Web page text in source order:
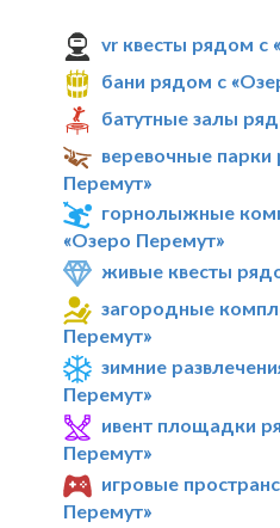
vr квесты рядом с
бани рядом с
батутные залы
веревочные
Перемут»
горнолыжные
«Озеро Перемут»
живые квесты
загородные
Перемут»
зимние
Перемут»
ивент площадки
Перемут»
игровые
Перемут»